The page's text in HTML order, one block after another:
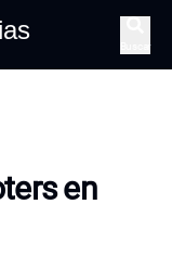
en